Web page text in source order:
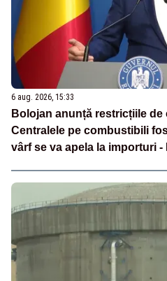
6 aug. 2026, 15:33
Bolojan anunță restricțiile
Centralele pe combustibili
vârf se va apela la importuri -